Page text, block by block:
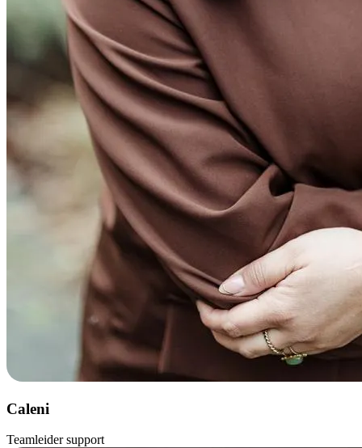
Caleni
Teamleider support